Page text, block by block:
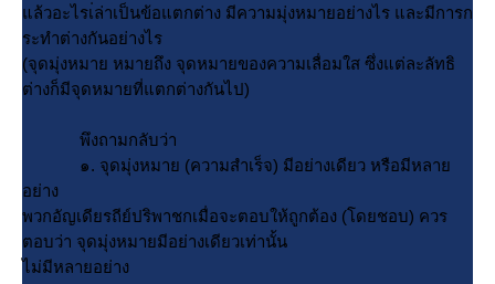
ล้วอะไรเ่ล่าเป็นข้อแตกต่าง มีความมุ่งหมายอย่างไร และมีการก
ระทำต่างกันอย่างไร
(จุดมุ่งหมาย หมายถึง จุดหมายของความเลื่อมใส ซึ่งแต่ละลัทธิ
ต่างก็มีจุดหมายที่แตกต่างกันไป)
พึงถามกลับว่า
๑. จุดมุ่งหมาย (ความสำเร็จ) มีอย่างเดียว หรือมีหลา
อย่าง
พวกอัญเดียรถีย์ปริพาชกเมื่อจะตอบให้ถูกต้อง (โดยชอบ) ควร
ตอบว่า จุดมุ่งหมายมีอย่างเดียวเท่านั้น
ไม่มีหลายอย่าง